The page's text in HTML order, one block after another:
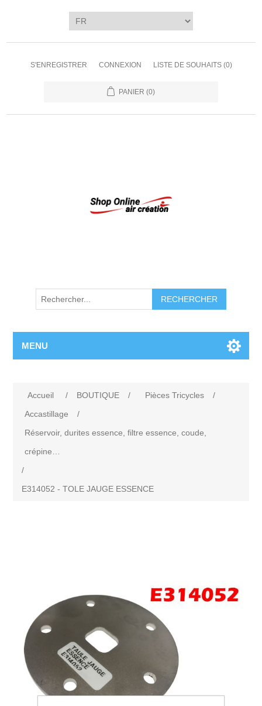
S'ENREGISTRER CONNEXION LISTE DE SOUHAITS (0)
PANIER (0)
RECHERCHER
MENU
Accueil / BOUTIQUE / Pièces Tricycles
/
Accastillage
/
Réservoir, durites essence, filtre essence, coude,
crépine…
/
E314052 - TOLE JAUGE ESSENCE